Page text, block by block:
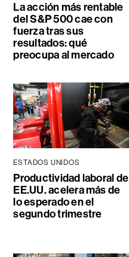
La acción más rentable
del S&P 500 cae con
fuerza tras sus
resultados: qué
preocupa al mercado
ESTADOS UNIDOS
Productividad laboral de
EE.UU. acelera más de
lo esperado en el
segundo trimestre